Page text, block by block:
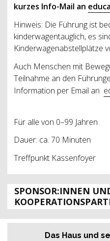
kurzes Info-Mail an
Hinweis: Die Führung ist
kinderwagentauglich, es
Kinderwagenabstellplätze
Auch Menschen mit
Teilnahme an den
Information per Email an
Für alle von 0–99 Jahren
Dauer: ca. 70 Minuten
Treffpunkt Kassenfoyer
SPONSOR:INNEN
Das Haus und